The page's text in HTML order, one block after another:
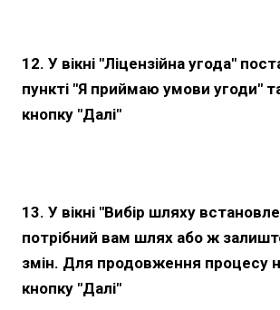
12. У вікні "Ліцензійна угода"
пункті "Я приймаю умови угоди"
кнопку "Далі"
13. У вікні "Вибір шляху
потрібний вам шлях або ж
змін. Для продовження процесу
кнопку "Далі"